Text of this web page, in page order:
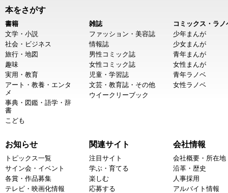
本をさがす
書籍
文学・小説
社会・ビジネス
旅行・地図
趣味
実用・教育
アート・教養・エンタ
メ
事典・図鑑・語学・辞
書
こども
雑誌
ファッション・美容誌
情報誌
男性コミック誌
女性コミック誌
児童・学習誌
文芸・教育誌・その他
ウイークリーブック
コミックス・ラノ
少年まんが
少女まんが
青年まんが
女性まんが
青年ラノベ
女性ラノベ
お知らせ
トピックス一覧
サイン会・イベント
各賞・作品募集
テレビ・映画化情報
関連サイト
注目サイト
学ぶ・育てる
楽しむ
応募する
会社情報
会社概要・所在地
沿革・歴史
人事採用
アルバイト情報